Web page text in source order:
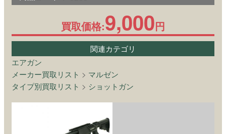
買取価格:9,000円
関連カテゴリ
エアガン
メーカー買取リスト > マルゼン
タイプ別買取リスト > ショットガン